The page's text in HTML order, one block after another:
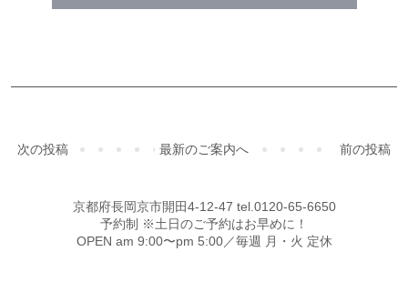
次の投稿 前の投稿
最新のご案内へ
京都府長岡京市開田4-12-47 tel.0120-65-6650
予約制 ※土日のご予約はお早めに！
OPEN am 9:00〜pm 5:00／毎週 月・火 定休